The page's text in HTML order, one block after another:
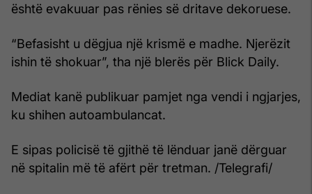
është evakuuar pas rënies së dritave dekoruese.
“Befasisht u dëgjua një krismë e madhe. Njerëzit
ishin të shokuar”, tha një blerës për Blick Daily.
Mediat kanë publikuar pamjet nga vendi i ngjarjes,
ku shihen autoambulancat.
E sipas policisë të gjithë të lënduar janë dërguar
në spitalin më të afërt për tretman. /Telegrafi/